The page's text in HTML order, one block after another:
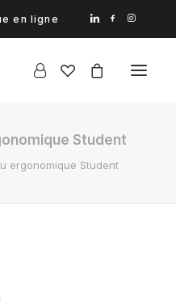
en ligne
Student
ergonomique Student